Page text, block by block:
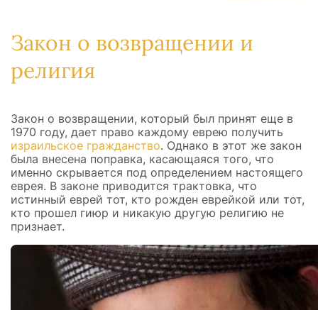
Закон о возвращении и
религия
Закон о возвращении, который был принят еще в
1970 году, дает право каждому еврею получить
израильское гражданство. Однако в этот же закон
была внесена поправка, касающаяся того, что
именно скрывается под определением настоящего
еврея. В законе приводится трактовка, что
истинный еврей тот, кто рожден еврейкой или тот,
кто прошел гиюр и никакую другую религию не
признает.